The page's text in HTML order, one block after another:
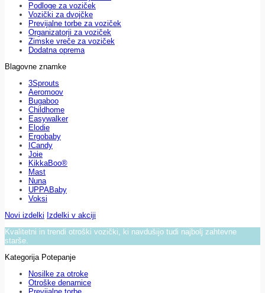
Podloge za voziček
Vozički za dvojčke
Previjalne torbe za voziček
Organizatorji za voziček
Zimske vreče za voziček
Dodatna oprema
Blagovne znamke
3Sprouts
Aeromoov
Bugaboo
Childhome
Easywalker
Elodie
Ergobaby
ICandy
Joie
KikkaBoo®
Mast
Nuna
UPPABaby
Voksi
Novi izdelki Izdelki v akciji
Kvalitetni in trendi otroški vozički, ki navdušijo tudi najbolj zahtevne
starše.
Kategorija Potepanje
Nosilke za otroke
Otroške denarnice